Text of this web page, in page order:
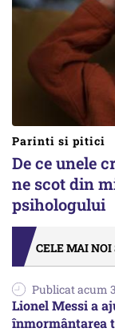
Parinti si pitici
De ce unele
ne scot din
psihologului
CELE MAI
Publicat acum
Lionel Messi a
înmormântarea